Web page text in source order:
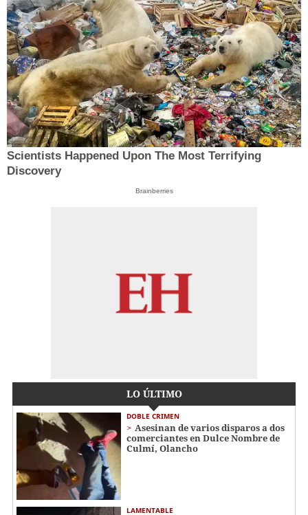
Scientists Happened Upon The Most Terrifying
Discovery
Brainberries
LO ÚLTIMO
DOBLE CRIMEN
Asesinan de varios disparos a dos
comerciantes en Dulce Nombre de
Culmí, Olancho
LAMENTABLE